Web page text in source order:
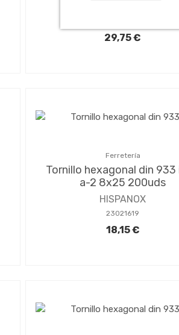
29,75 €
Ferretería
Tornillo hexagonal din 933
a-2 8x25 200uds
HISPANOX
23021619
18,15 €